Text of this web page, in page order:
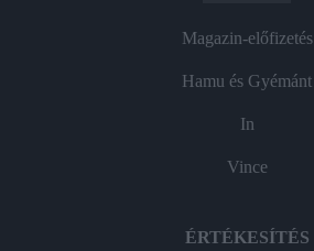
Magazin-előfizetés
Hamu és Gyémánt
In
Vince
ÉRTÉKESÍTÉS